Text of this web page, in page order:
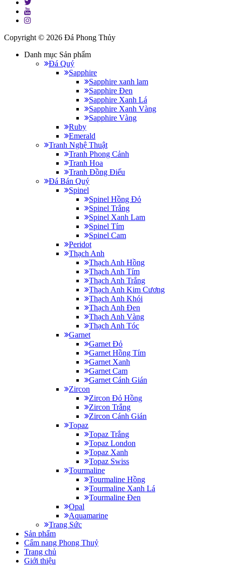
Copyright © 2026 Đá Phong Thủy
Danh mục Sản phẩm
Đá Quý
Sapphire
Sapphire xanh lam
Sapphire Đen
Sapphire Xanh Lá
Sapphire Xanh Vàng
Sapphire Vàng
Ruby
Emerald
Tranh Nghệ Thuật
Tranh Phong Cảnh
Tranh Hoa
Tranh Đồng Điếu
Đá Bán Quý
Spinel
Spinel Hồng Đỏ
Spinel Trắng
Spinel Xanh Lam
Spinel Tím
Spinel Cam
Peridot
Thạch Anh
Thạch Anh Hồng
Thạch Anh Tím
Thạch Anh Trắng
Thạch Anh Kim Cương
Thạch Anh Khói
Thạch Anh Đen
Thạch Anh Vàng
Thạch Anh Tóc
Garnet
Garnet Đỏ
Garnet Hồng Tím
Garnet Xanh
Garnet Cam
Garnet Cánh Gián
Zircon
Zircon Đỏ Hồng
Zircon Trắng
Zircon Cánh Gián
Topaz
Topaz Trắng
Topaz London
Topaz Xanh
Topaz Swiss
Tourmaline
Tourmaline Hồng
Tourmaline Xanh Lá
Tourmaline Đen
Opal
Aquamarine
Trang Sức
Sản phẩm
Cẩm nang Phong Thuỷ
Trang chủ
Giới thiệu